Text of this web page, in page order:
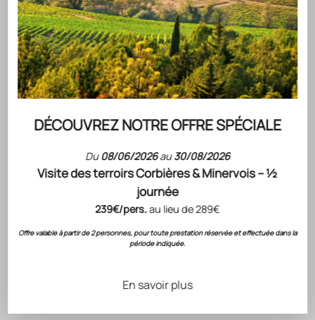
DÉCOUVREZ NOTRE OFFRE SPÉCIALE
Du08/06/2026au30/08/2026
Visite des terroirs Corbières & Minervois – ½
journée
239€/pers.au lieu de 289€
Offre valable à partir de 2 personnes, pour toute prestation réservée et effectuée dans la
période indiquée.
En savoir plus
Aller à l'élément 1
Aller à l'élément 2
Aller à l'élément 3
Marque
Ecrivez quelque choes à propos de votre produit.
AJOUTER AU PANIER
Newsletter
Recevez en avant-première nos nouveautés, offres
exclusives, et conseils autour du vin. Entrez dans l’univers